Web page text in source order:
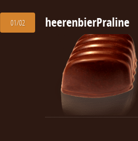
01/02 heerenbierPraline